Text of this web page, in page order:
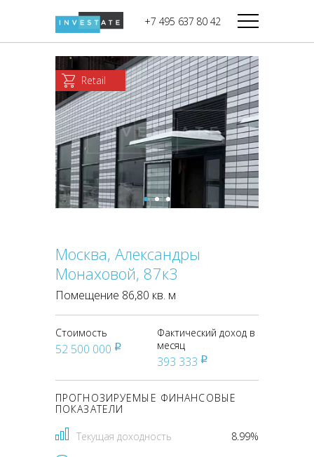
+7 495 637 80 42
Дикси
Верный
Мираторг
Магнолия
В башне
Башня Федерация-II
Запад
Башня Федерация-I
Восток
Город Столиц,
Северный блок
Город Столиц,
Южный блок
Retail
Москва, Александры
Монаховой, 87к3
Помещение 86,80 кв. м
Стоимость
52 500 000 pуб
Фактический доход в
месяц
393 333 pуб
ПРОГНОЗИРУЕМЫЕ ФИНАНСОВЫЕ
ПОКАЗАТЕЛИ
Текущая доходность 8.99%